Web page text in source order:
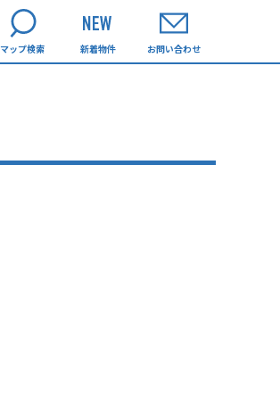
マップ検索 新着物件 お問い合わせ